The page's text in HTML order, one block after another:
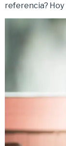
referencia? Hoy